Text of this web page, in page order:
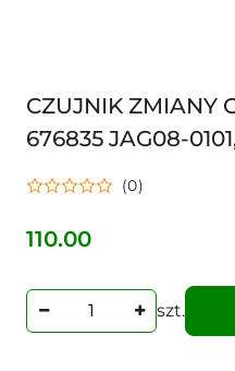
CZUJNIK ZMIANY
676835 JAG08-
0006768350,
DOMINATOR
(0)
Cena:
110.00
szt.